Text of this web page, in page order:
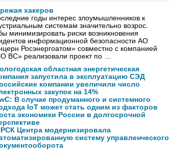
хакеров
годы интерес злоумышленников к
системам значительно возрос.
минимизировать риски возникновения
информационной безопасности АО
Росэнергоатом» совместно с компанией
ВС» реализовали проект по …
областная энергетическая
запустила в эксплуатацию СЭД
компании увеличили число
закупок на 14%
В случае продуманного и системного
IoT может стать одним из факторов
экономики России в долгосрочной
Центра модернизировала
систему управленческого